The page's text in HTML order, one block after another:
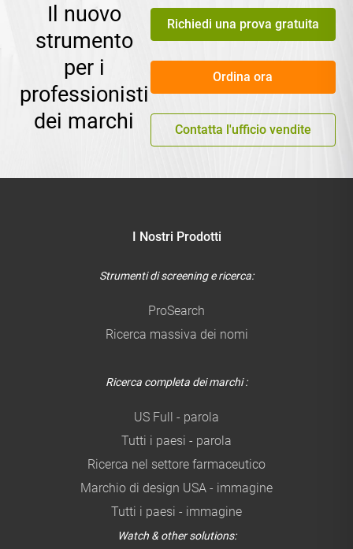
Il nuovo
strumento
per i
professionisti
dei marchi
Richiedi una prova gratuita
Ordina ora
Contatta l'ufficio vendite
I Nostri Prodotti
Strumenti di screening e ricerca:
ProSearch
Ricerca massiva dei nomi
Ricerca completa dei marchi :
US Full - parola
Tutti i paesi - parola
Ricerca nel settore farmaceutico
Marchio di design USA - immagine
Tutti i paesi - immagine
Watch & other solutions: